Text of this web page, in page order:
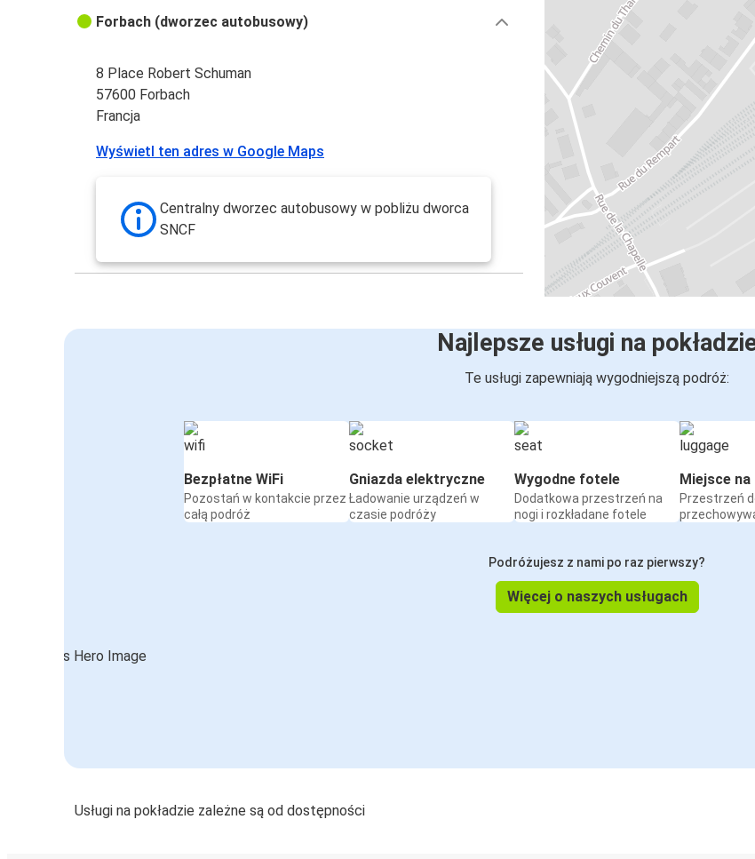
Forbach (dworzec autobusowy)
8 Place Robert Schuman
57600 Forbach
Francja
Wyświetl ten adres w Google Maps
Centralny dworzec autobusowy w pobliżu dworca
SNCF
Najlepsze usługi na
Te usługi zapewniają wygodniejszą podróż:
Bezpłatne WiFi
Pozostań w kontakcie przez
całą podróż
Gniazda elektryczne
Ładowanie urządzeń w
czasie podróży
Wygodne fotele
Dodatkowa przestrzeń na
nogi i rozkładane fotele
Miejsce na
Przestrzeń
Podróżujesz z nami po raz pierwszy?
Więcej o naszych usługach
Usługi na pokładzie zależne są od dostępności